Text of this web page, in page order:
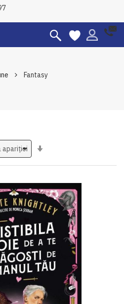
Fantasy